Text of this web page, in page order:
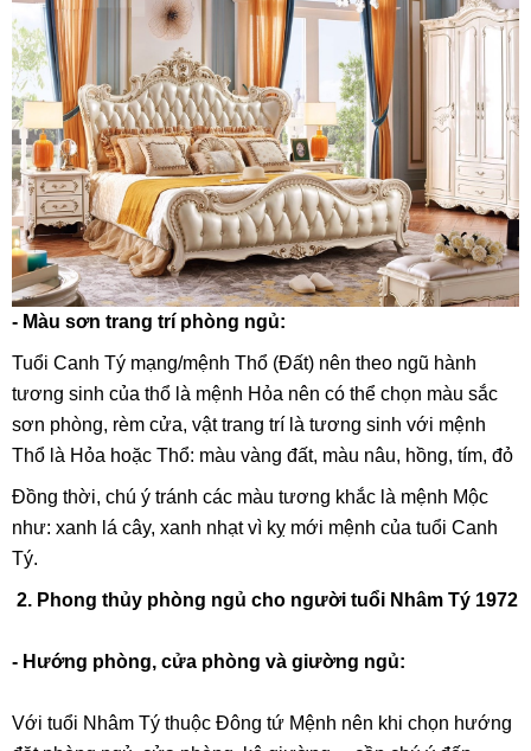
- Màu sơn trang trí phòng ngủ:
Tuổi Canh Tý mạng/mệnh Thổ (Đất) nên theo ngũ hành
tương sinh của thổ là mệnh Hỏa nên có thể chọn màu sắc
sơn phòng, rèm cửa, vật trang trí là tương sinh với mệnh
Thổ là Hỏa hoặc Thổ: màu vàng đất, màu nâu, hồng, tím, đỏ
Đồng thời, chú ý tránh các màu tương khắc là mệnh Mộc
như: xanh lá cây, xanh nhạt vì kỵ mới mệnh của tuổi Canh
Tý.
2. Phong thủy phòng ngủ cho người tuổi Nhâm Tý 1972
- Hướng phòng, cửa phòng và giường ngủ:
Với tuổi Nhâm Tý thuộc Đông tứ Mệnh nên khi chọn hướng